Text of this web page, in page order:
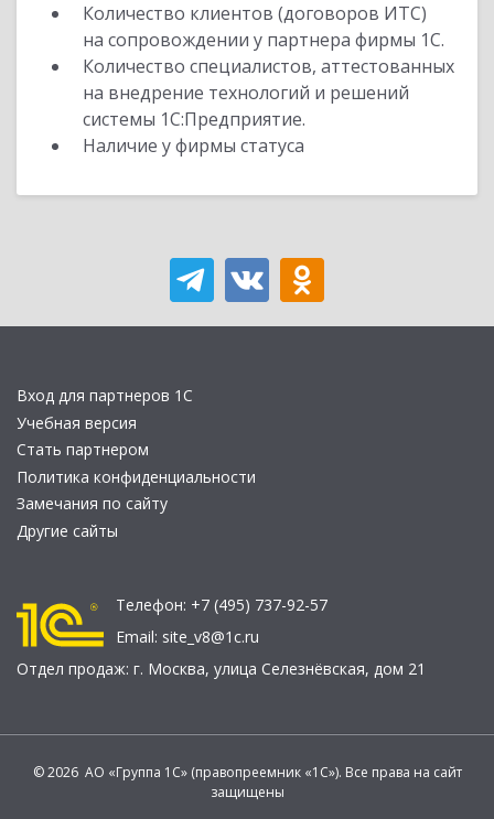
Количество клиентов (договоров ИТС)
на сопровождении у партнера фирмы 1С.
Количество специалистов, аттестованных
на внедрение технологий и решений
системы 1С:Предприятие.
Наличие у фирмы статуса
Вход для партнеров 1С
Учебная версия
Стать партнером
Политика конфиденциальности
Замечания по сайту
Другие сайты
Телефон: +7 (495) 737-92-57
Email: site_v8@1c.ru
Отдел продаж: г. Москва, улица Селезнёвская, дом 21
© 2026 АО «Группа 1С» (правопреемник «1С»). Все права на сайт
защищены